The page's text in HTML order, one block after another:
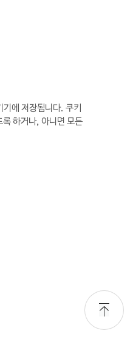
에 저장됩니다. 쿠키
하거나, 아니면 모든